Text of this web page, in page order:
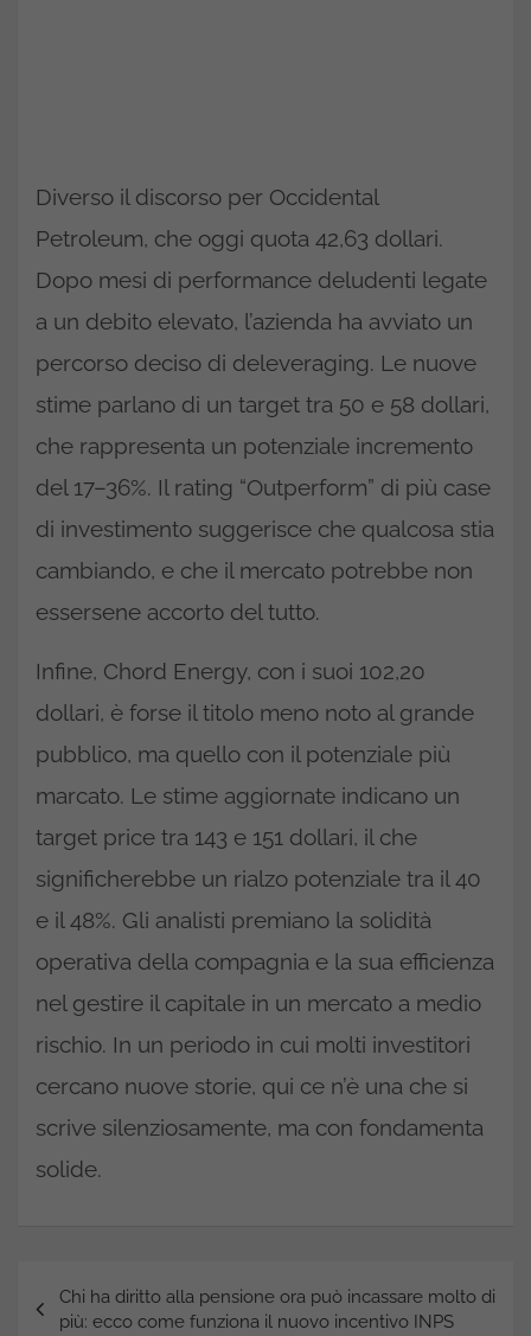
Diverso il discorso per Occidental
Petroleum, che oggi quota 42,63 dollari.
Dopo mesi di performance deludenti legate
a un debito elevato, l’azienda ha avviato un
percorso deciso di deleveraging. Le nuove
stime parlano di un target tra 50 e 58 dollari,
che rappresenta un potenziale incremento
del 17–36%. Il rating “Outperform” di più case
di investimento suggerisce che qualcosa stia
cambiando, e che il mercato potrebbe non
essersene accorto del tutto.
Infine, Chord Energy, con i suoi 102,20
dollari, è forse il titolo meno noto al grande
pubblico, ma quello con il potenziale più
marcato. Le stime aggiornate indicano un
target price tra 143 e 151 dollari, il che
significherebbe un rialzo potenziale tra il 40
e il 48%. Gli analisti premiano la solidità
operativa della compagnia e la sua efficienza
nel gestire il capitale in un mercato a medio
rischio. In un periodo in cui molti investitori
cercano nuove storie, qui ce n’è una che si
scrive silenziosamente, ma con fondamenta
solide.
articoli
Chi ha diritto alla pensione ora può incassare molto di
più: ecco come funziona il nuovo incentivo INPS